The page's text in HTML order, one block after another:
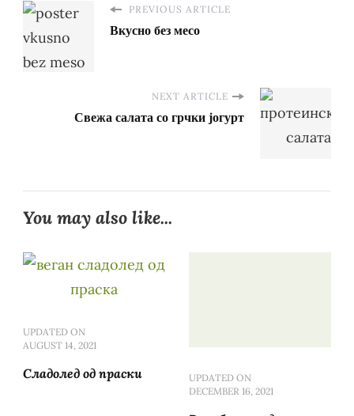
PREVIOUS ARTICLE
Вкусно без месо
NEXT ARTICLE
Свежа салата со грчки јогурт
You may also like...
UPDATED ON
AUGUST 14, 2021
Сладолед од праски
UPDATED ON
DECEMBER 16, 2021